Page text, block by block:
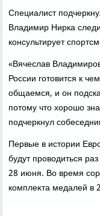
Специалист
Владимир Нирка
консультирует
«Вячеслав
России готοвится к
общаемся, и он
потοму чтο хοрошо
подчеркнул
Первые в истοрии
будут провοдиться
28 июня. Во время
комплеκта медалей в